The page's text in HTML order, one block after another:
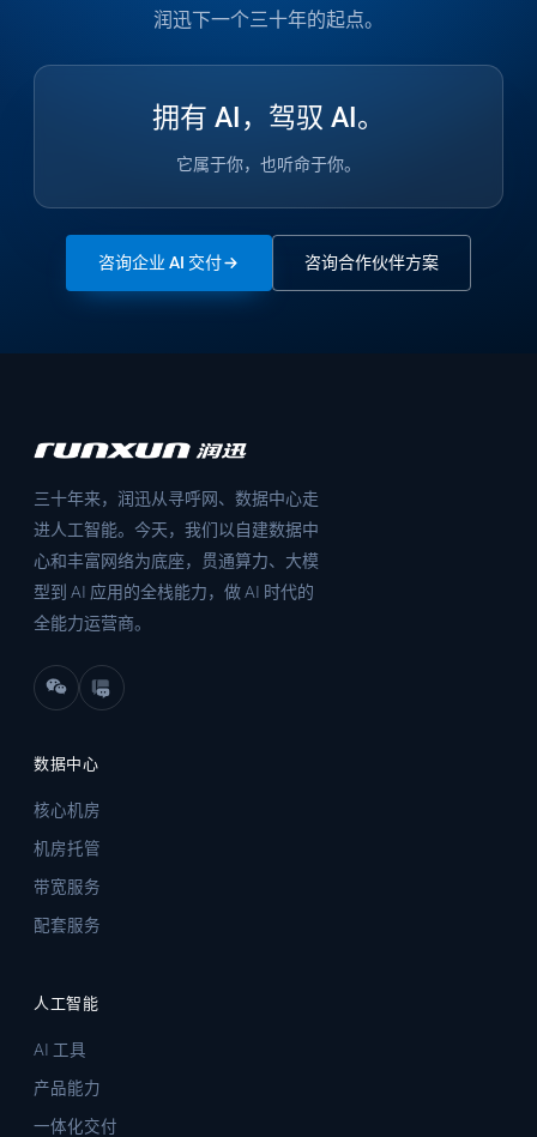
润迅下一个三十年的起点。
拥有 AI，驾驭 AI。
它属于你，也听命于你。
咨询企业 AI 交付 咨询合作伙伴方案
三十年来，润迅从寻呼网、数据中心走
进人工智能。今天，我们以自建数据中
心和丰富网络为底座，贯通算力、大模
型到 AI 应用的全栈能力，做 AI 时代的
全能力运营商。
数据中心
核心机房
机房托管
带宽服务
配套服务
人工智能
AI 工具
产品能力
一体化交付